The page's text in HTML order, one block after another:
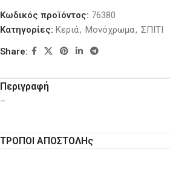
Κωδικός προϊόντος: 76380
Κατηγορίες: Κεριά, Μονόχρωμα, ΣΠΙΤΙ
Share:
Περιγραφή
–
ΤΡΟΠΟΙ ΑΠΟΣΤΟΛΗς